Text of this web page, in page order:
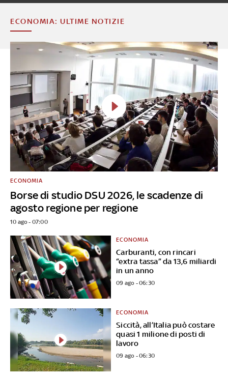
ECONOMIA: ULTIME NOTIZIE
Borse di studio DSU 2026, le scadenze di
agosto regione per regione
ECONOMIA
10 ago - 07:00
Carburanti, con rincari
“extra tassa” da 13,6 miliardi
in un anno
ECONOMIA
09 ago - 06:30
Siccità, all’Italia può costare
quasi 1 milione di posti di
lavoro
ECONOMIA
09 ago - 06:30